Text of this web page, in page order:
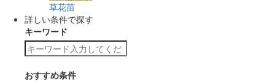
草花苗
詳しい条件で探す
キーワード
おすすめ条件